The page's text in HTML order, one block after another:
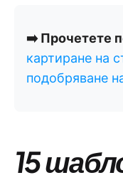
➡️ Прочетете
картиране на
подобряване
15